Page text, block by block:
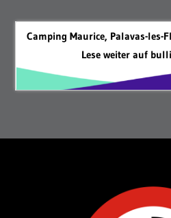
Camping Maurice, Palavas-
Lese weiter auf